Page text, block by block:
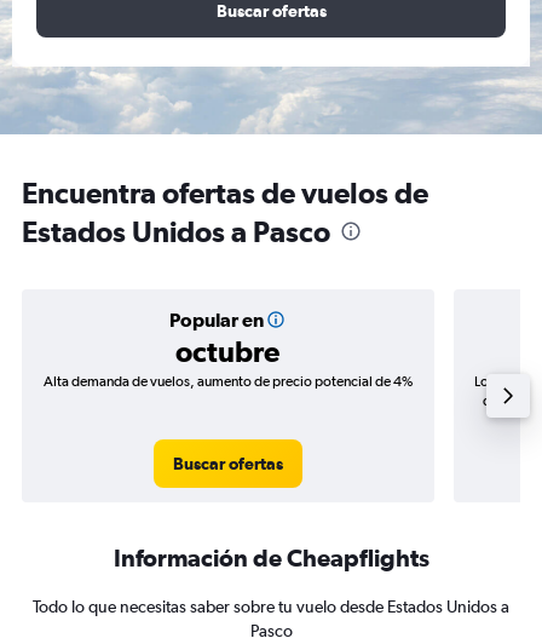
Buscar ofertas
Encuentra ofertas de vuelos de
Estados Unidos a Pasco
Popular en
octubre
Alta demanda de vuelos, aumento de precio potencial de 4%
Buscar ofertas
Los
de
Información de Cheapflights
Todo lo que necesitas saber sobre tu vuelo desde Estados Unidos a
Pasco